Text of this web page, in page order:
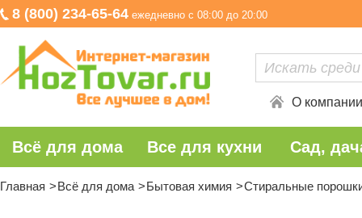
8 (800) 234-65-64 ежедневно с 08:00 до 20:00
О компании
Всё для дома Все для кухни Сад,
Главная Всё для дома Бытовая химия Стиральные